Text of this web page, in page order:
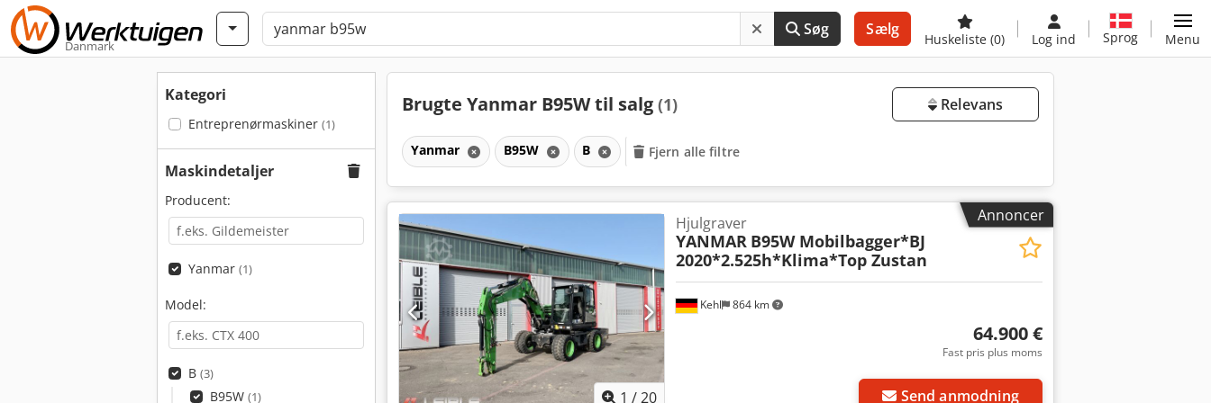
Danmark
Søg Sælg
Huskeliste (0) Log ind Sprog Menu
Kategori
Entreprenørmaskiner (1)
Maskindetaljer
Producent:
Yanmar (1)
Model:
B (3)
B95W (1)
Brugte Yanmar B95W til salg (1) Relevans
Yanmar B95W B Fjern alle filtre
Annoncer
1 /20
Kehl 864 km
Hjulgraver
YANMAR B95W Mobilbagger*BJ
2020*2.525h*Klima*Top Zustan
64.900 €
Fast pris plus moms
Send anmodning